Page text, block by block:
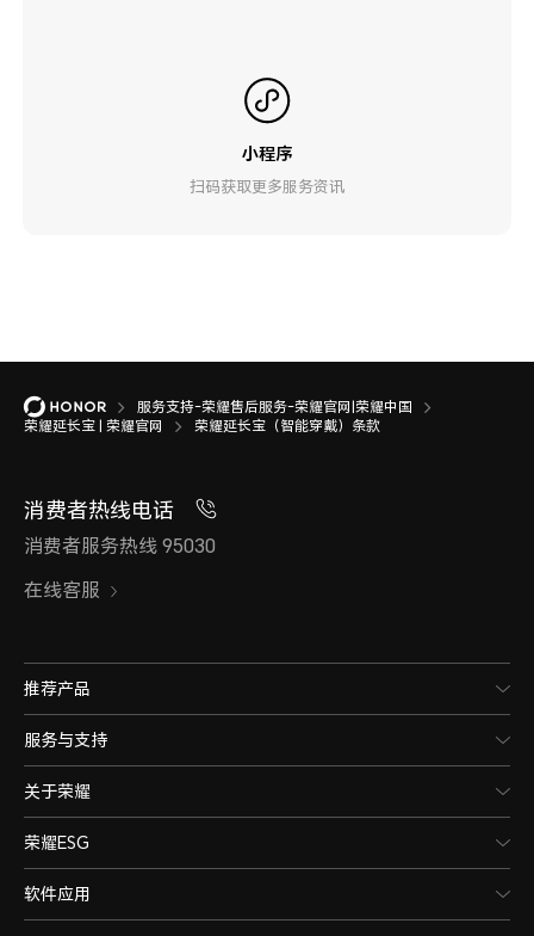
小程序
扫码获取更多服务资讯
服务支持-荣耀售后服务-荣耀官网|荣耀中国
荣耀延长宝 | 荣耀官网
荣耀延长宝（智能穿戴）条款
消费者热线电话
消费者服务热线 95030
在线客服
推荐产品
服务与支持
关于荣耀
荣耀ESG
软件应用